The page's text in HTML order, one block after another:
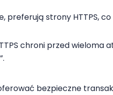
preferują strony HTTPS,
chroni przed wieloma
bezpieczne